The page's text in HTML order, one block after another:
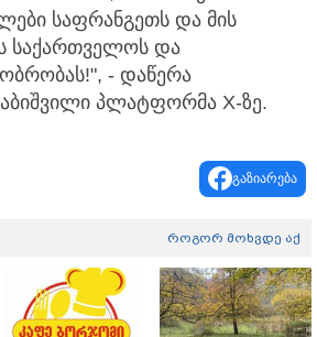
საფრანგეთს და მის
საქართველოს და
- დაწერა
პლატფორმა X-ზე.
გაზიარება
როგორ მოხვდე აქ